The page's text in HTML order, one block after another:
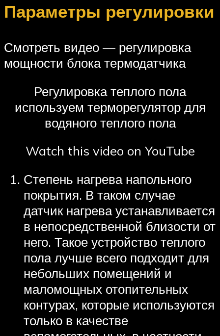
Параметры регулировки
Смотреть видео — регулировка
мощности блока термодатчика
Регулировка теплого пола
используем терморегулятор для
водяного теплого пола
Watch this video on YouTube
Степень нагрева напольного
покрытия. В таком случае
датчик нагрева устанавливается
в непосредственной близости от
него. Такое устройство теплого
пола лучше всего подходит для
небольших помещений и
маломощных отопительных
контурах, которые используются
только в качестве